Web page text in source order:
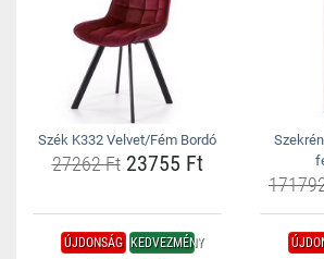
Szék K332 Velvet/Fém Bordó
27262 Ft23755 Ft
ÚJDONSÁG KEDVEZMÉNY